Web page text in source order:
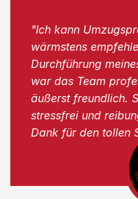
"Ich kann
wärmstens
Durchführung
war das Team
äußerst freundlich.
stressfrei und
Dank für den tollen